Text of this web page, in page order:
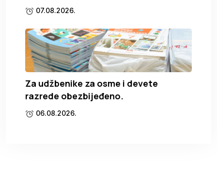
07.08.2026.
Za udžbenike za osme i devete
razrede obezbijeđeno.
06.08.2026.